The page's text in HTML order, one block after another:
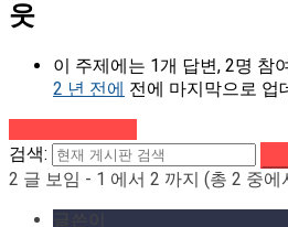
웃
이 주제에는 1개 답변, 2명 참
2 년 전에 전에 마지막으로 업
검색:
2 글 보임 - 1 에서 2 까지 (총 2 중에